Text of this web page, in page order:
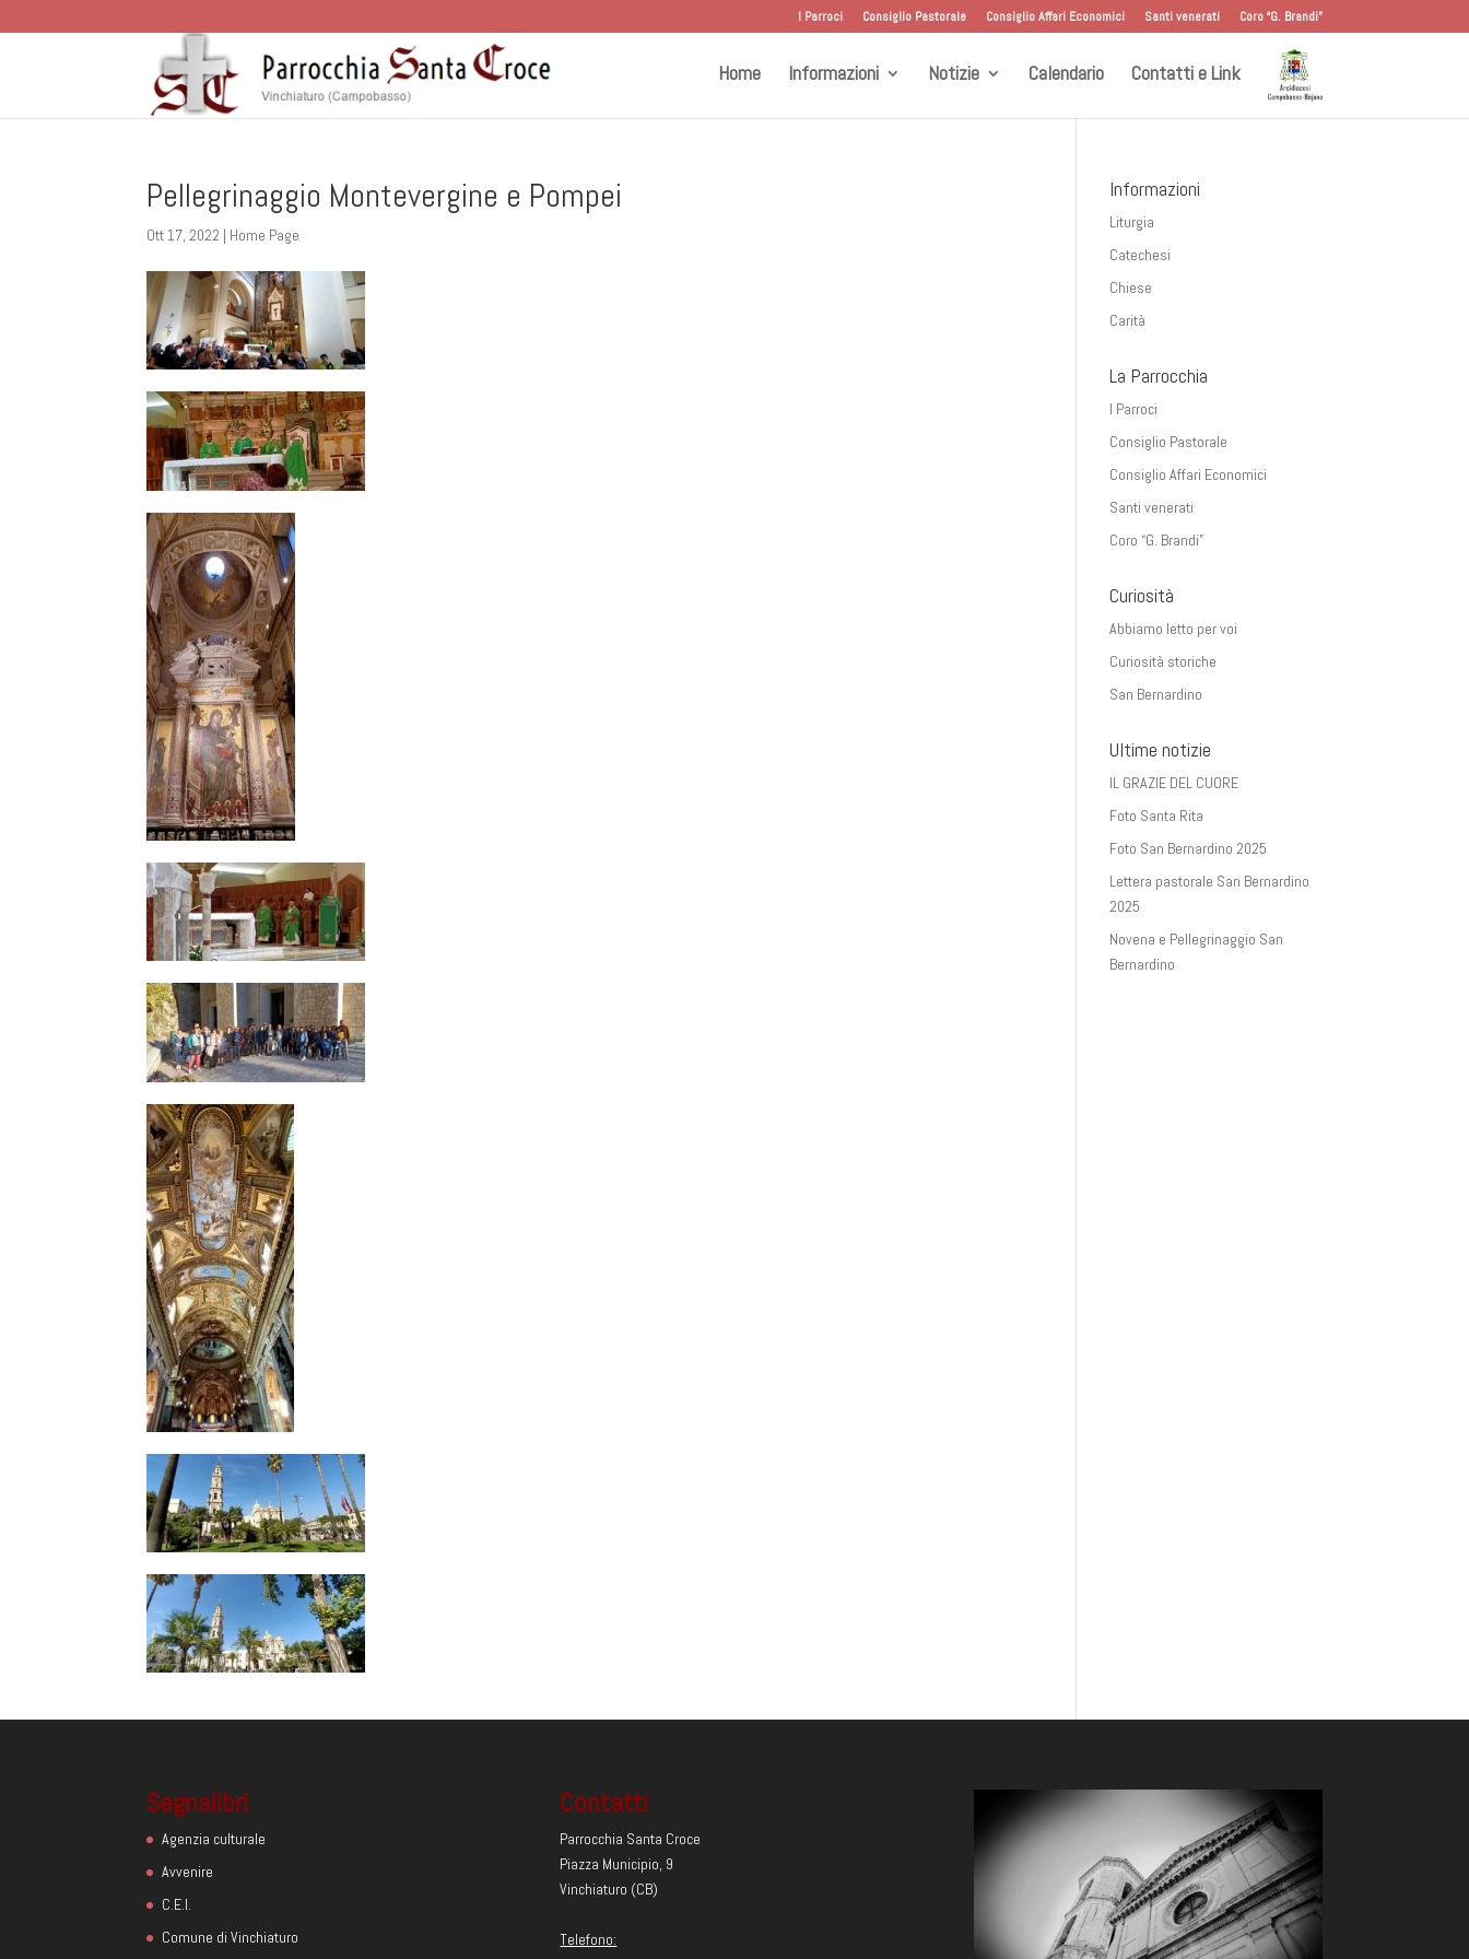
I Parroci Consiglio Pastorale Consiglio Affari Economici Santi venerati Coro “G. Brandi”
Home Informazioni Notizie Calendario Contatti e Link
Pellegrinaggio Montevergine e Pompei
Ott 17, 2022 | Home Page
Informazioni
Liturgia
Catechesi
Chiese
Carità
La Parrocchia
I Parroci
Consiglio Pastorale
Consiglio Affari Economici
Santi venerati
Coro “G. Brandi”
Curiosità
Abbiamo letto per voi
Curiosità storiche
San Bernardino
Ultime notizie
IL GRAZIE DEL CUORE
Foto Santa Rita
Foto San Bernardino 2025
Lettera pastorale San Bernardino
2025
Novena e Pellegrinaggio San
Bernardino
Segnalibri
Agenzia culturale
Avvenire
C.E.I.
Comune di Vinchiaturo
Contatti
Parrocchia Santa Croce
Piazza Municipio, 9
Vinchiaturo (CB)
Telefono: